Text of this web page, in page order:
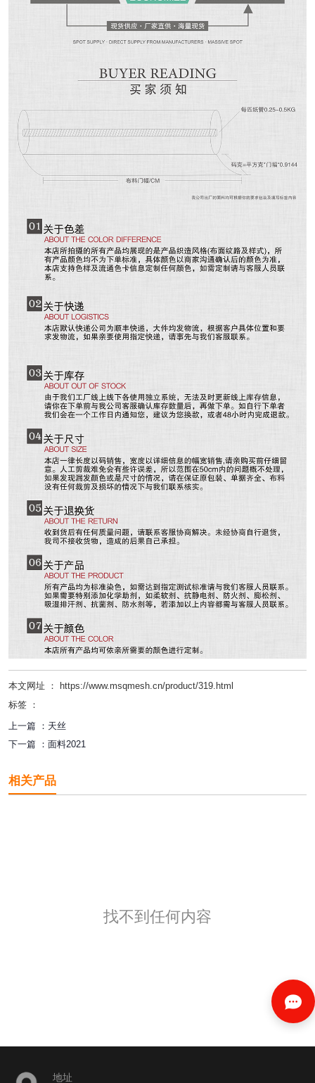
本文网址 ： https://www.msqmesh.cn/product/319.html
标签 ：
上一篇 ： 天丝
下一篇 ： 面料2021
相关产品
找不到任何内容
地址